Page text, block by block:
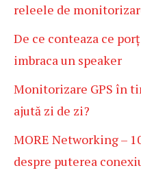
releele de
De ce conteaza ce
imbraca un speaker
Monitorizare GPS în
ajută zi de zi?
MORE Networking –
despre puterea